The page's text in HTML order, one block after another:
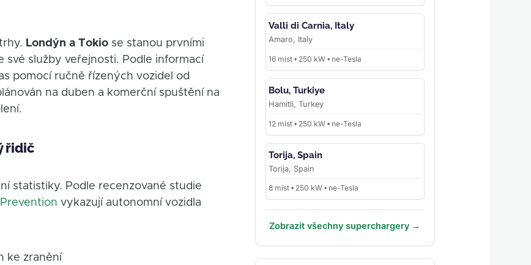
Londýn a Tokio se stanou prvními
služby veřejnosti. Podle informací
pomocí ručně řízených vozidel od
na duben a komerční spuštění na
řidič
statistiky. Podle recenzované studie
vykazují autonomní vozidla
ke zranění
Valli di Carnia, Italy
Amaro, Italy
16 míst • 250 kW • ne-Tesla
Bolu, Turkiye
Hamitli, Turkey
12 míst • 250 kW • ne-Tesla
Torija, Spain
Torija, Spain
8 míst • 250 kW • ne-Tesla
Zobrazit všechny superchargery →